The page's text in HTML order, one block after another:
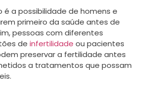
é a possibilidade de homens e
primeiro da saúde antes de
pessoas com diferentes
de infertilidade ou pacientes
preservar a fertilidade antes
a tratamentos que possam